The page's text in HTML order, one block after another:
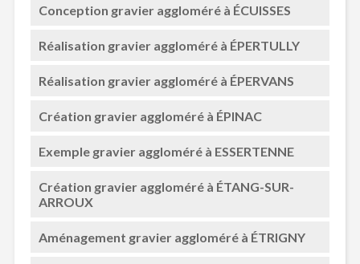
Conception gravier aggloméré à ÉCUISSES
Réalisation gravier aggloméré à ÉPERTULLY
Réalisation gravier aggloméré à ÉPERVANS
Création gravier aggloméré à ÉPINAC
Exemple gravier aggloméré à ESSERTENNE
Création gravier aggloméré à ÉTANG-SUR-
ARROUX
Aménagement gravier aggloméré à ÉTRIGNY